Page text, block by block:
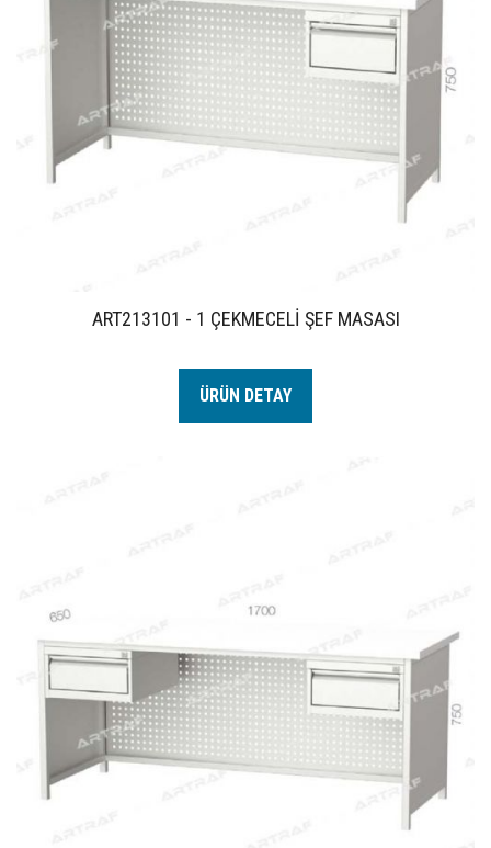
ART213101 - 1 ÇEKMECELİ ŞEF MASASI
ÜRÜN DETAY